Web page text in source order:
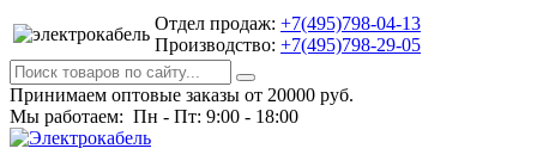
Отдел продаж: +7(495)798-04-13
Производство: +7(495)798-29-05
Принимаем оптовые заказы от 20000 руб.
Мы работаем: Пн - Пт: 9:00 - 18:00